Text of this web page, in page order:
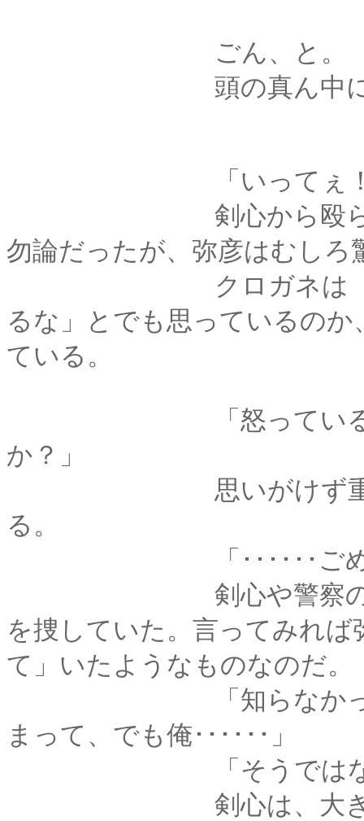
ごん、と。
頭の真ん中に衝
「いってぇ！ 何
剣心から殴られるの
勿論だったが、弥彦はむしろ
クロガネは「さっき
るな」とでも思っているの
ている。
「怒っているのは
か？」
思いがけず重く真剣
る。
「･･････ごめ
剣心や警察の人間達
を捜していた。言ってみれ
て」いたようなものなのだ。
「知らなかったとは
まって、でも俺･･････」
「そうではな
剣心は、大きく息の